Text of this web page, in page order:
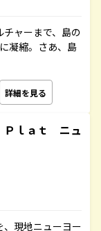
ャーまで、島の
凝縮。さあ、島
詳細を見る
ｌａｔ ニュ
、現地ニューヨー